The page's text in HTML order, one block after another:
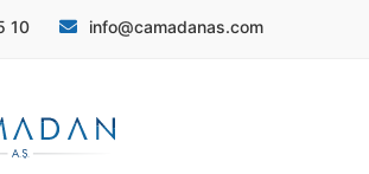
10 info@camadanas.com